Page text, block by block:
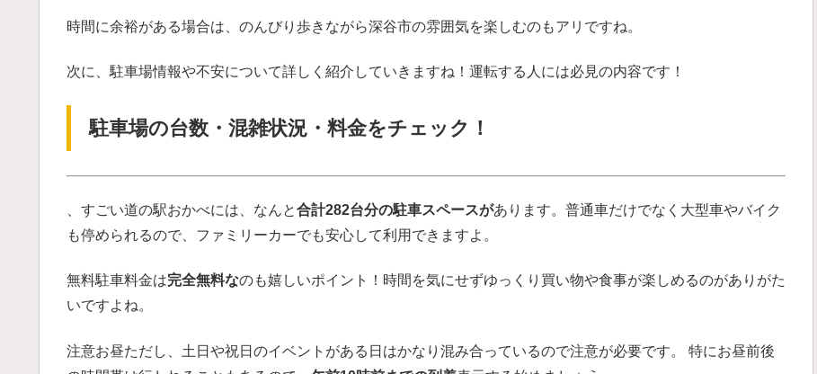
時間に余裕がある場合は、のんびり歩きながら深谷市の雰囲気を楽しむのもアリですね。
次に、駐車場情報や不安について詳しく紹介していきますね！運転する人には必見の内容です！
駐車場の台数・混雑状況・料金をチェック！
すごい道の駅おかべには、なんと合計282台分の駐車スペースがあります。普通車だけでなく大型車やバイク
も停められるので、ファミリーカーでも安心して利用できますよ。
無料駐車料金は完全無料なのも嬉しいポイント！時間を気にせずゆっくり買い物や食事が楽しめるのがありがた
いですよね。
注意お昼ただし、土日や祝日のイベントがある日はかなり混み合っているので注意が必要です。 特にお昼前後